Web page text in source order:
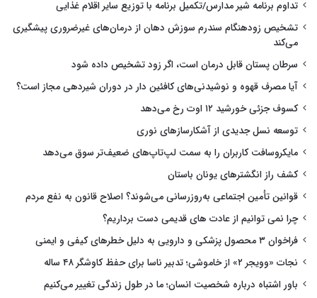
تداوم برنامه شیر مدارس/تکمیل برنامه با توزیع سایر اقلام غذایی
تشخیص زودهنگام سندرم سوزش دهان از درمان‌های غیرضروری پیشگیری
می‌کند
سرطان پستان قابل درمان است، اگر زود تشخیص داده شود
آیا مصرف قهوه و نوشیدنی‌های کافئین دار در دوران شیردهی مجاز است؟
کسوف جزئی خورشید ۱۲ اوت رخ می‌دهد
توسعه نسل جدیدی از آشکارسازهای نوری
مایکروسافت کاربران را به سمت لپ‌تاپ‌های ضعیف‌تر سوق می‌دهد
کشف راز انگشترهای یونان باستان
قوانین تأمین اجتماعی به‌روزرسانی می‌شوند؟ اصلاح قانون به نفع مردم
چرا نمی توانیم از عادت های قدیمی دست برداریم؟
فراخوان ۳ محصول پزشکی و دارویی به دلیل خطرهای کیفی و ایمنی
نجات «وویجر ۲» از خاموشی؛ تدبیر ناسا برای حفظ کاوشگر ۴۸ ساله
باور اشتباه درباره شخصیت انسان؛ ما در طول زندگی تغییر می‌کنیم